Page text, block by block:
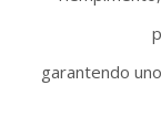
garantendo